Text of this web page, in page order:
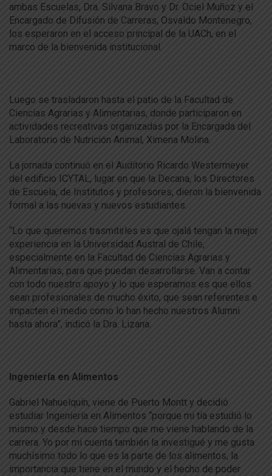
ambas Escuelas, Dra. Silvana Bravo y Dr. Ociel Muñoz y el
Encargado de Difusión de Carreras, Osvaldo Montenegro,
los esperaron en el acceso principal de la UACh, en el
marco de la bienvenida institucional.
Luego se trasladaron hasta el patio de la Facultad de
Ciencias Agrarias y Alimentarias, donde participaron en
actividades recreativas organizadas por la Encargada del
Laboratorio de Nutrición Animal, Ximena Molina.
La jornada continuó en el Auditorio Ricardo Westermeyer
del edificio ICYTAL, lugar en que la Decana, los Directores
de Escuela, de Institutos y profesores, dieron la bienvenida
formal a las nuevas y nuevos estudiantes.
“Lo que queremos trasmitirles es que ojalá tengan la mejor
experiencia en la Universidad Austral de Chile,
especialmente en la Facultad de Ciencias Agrarias y
Alimentarias, para que puedan desarrollarse. Van a contar
con todo nuestro apoyo y lo que esperamos es que ellos
sean profesionales de mucho éxito, que sean referentes e
impacten el medio como lo han hecho nuestros Alumni
hasta ahora”, indicó la Dra. Lizana.
Ingeniería en Alimentos
Gabriel Nahuelquín, viene de Puerto Montt y decidió
estudiar Ingeniería en Alimentos “porque mi tía estudió lo
mismo y desde hace tiempo que me viene hablando de la
carrera. Yo por mi cuenta también la investigué y me gusta
muchísimo todo lo que es la parte de los alimentos, la
importancia que tiene en el mundo y el hecho de poder